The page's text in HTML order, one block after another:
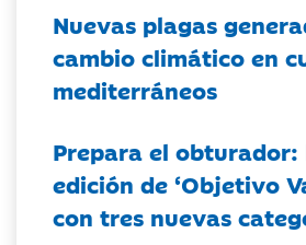
Nuevas plagas
cambio climático en
mediterráneos
Prepara el
edición de ‘Objetivo
con tres nuevas